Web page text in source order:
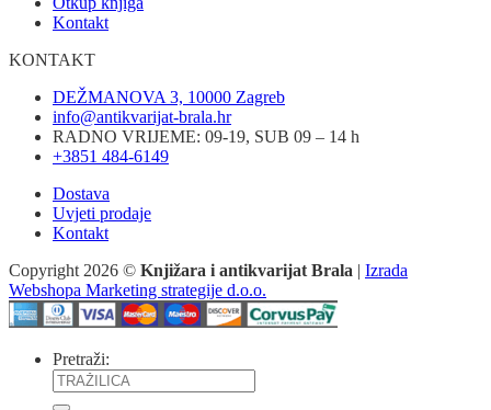
Kontakt
KONTAKT
DEŽMANOVA 3, 10000 Zagreb
info@antikvarijat-brala.hr
RADNO VRIJEME: 09-19, SUB 09 – 14 h
+3851 484-6149
Dostava
Uvjeti prodaje
Kontakt
Copyright 2026 © Knjižara i antikvarijat Brala | Izrada
Webshopa Marketing strategije d.o.o.
Pretraži: